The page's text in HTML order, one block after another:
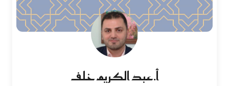
أ.عبد الكريم خلف